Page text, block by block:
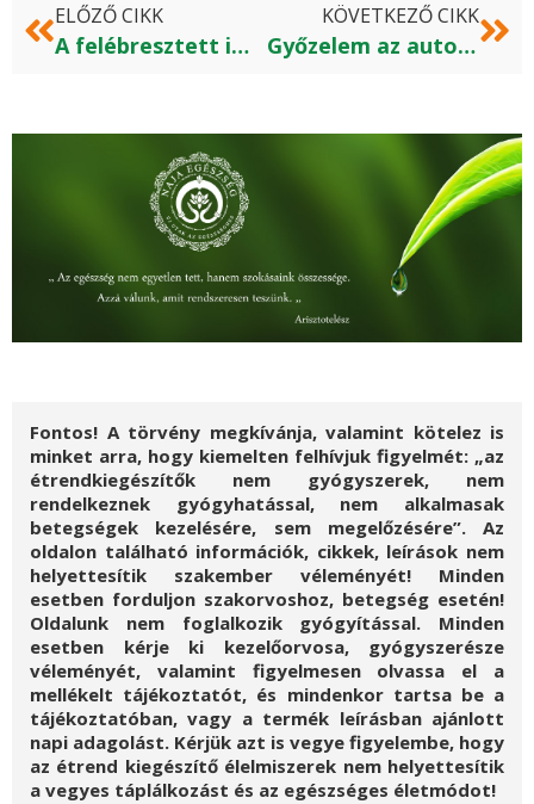
ELŐZŐ CIKK
A felébresztett immunrendszer kisöpri a daganatot
KÖVETKEZŐ CIKK
Győzelem az autoimmun betegségekkel szemben?
Fontos! A törvény megkívánja, valamint kötelez is
minket arra, hogy kiemelten felhívjuk figyelmét: „az
étrendkiegészítők nem gyógyszerek, nem
rendelkeznek gyógyhatással, nem alkalmasak
betegségek kezelésére, sem megelőzésére”. Az
oldalon található információk, cikkek, leírások nem
helyettesítik szakember véleményét! Minden
esetben forduljon szakorvoshoz, betegség esetén!
Oldalunk nem foglalkozik gyógyítással. Minden
esetben kérje ki kezelőorvosa, gyógyszerésze
véleményét, valamint figyelmesen olvassa el a
mellékelt tájékoztatót, és mindenkor tartsa be a
tájékoztatóban, vagy a termék leírásban ajánlott
napi adagolást. Kérjük azt is vegye figyelembe, hogy
az étrend kiegészítő élelmiszerek nem helyettesítik
a vegyes táplálkozást és az egészséges életmódot!